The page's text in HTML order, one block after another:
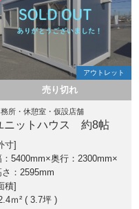
アウトレット
売り切れ
所・休憩室・仮設店舗
ニットハウス 約8帖
寸
：5400mm×奥行：2300mm×
さ：2595mm
積
ｍ² ( 3.7坪 )